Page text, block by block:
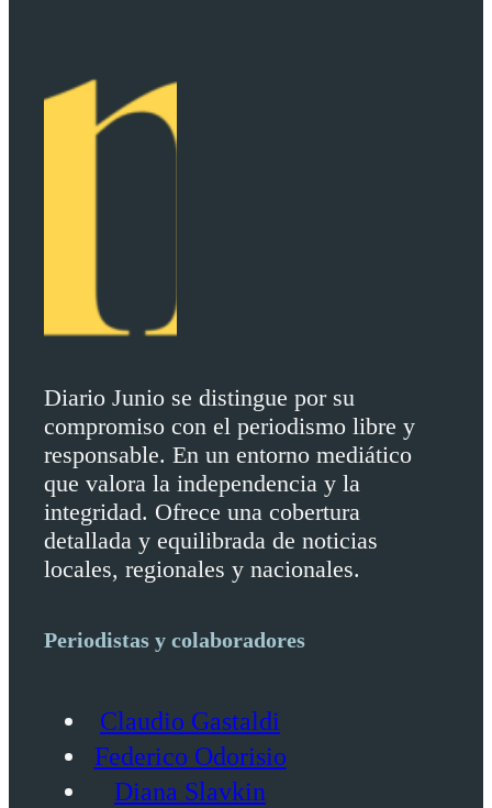
Diario Junio se distingue por su
compromiso con el periodismo libre y
responsable. En un entorno mediático
que valora la independencia y la
integridad. Ofrece una cobertura
detallada y equilibrada de noticias
locales, regionales y nacionales.
Periodistas y colaboradores
Claudio Gastaldi
Federico Odorisio
Diana Slavkin